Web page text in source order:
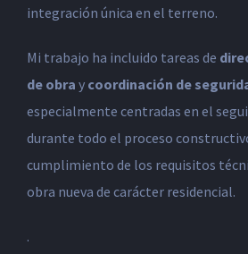
integración única en el terreno.
Mi trabajo ha incluido tareas de
de obra y coordinación de
especialmente centradas en el
durante todo el proceso
cumplimiento de los requisitos
obra nueva de carácter residencial.
.